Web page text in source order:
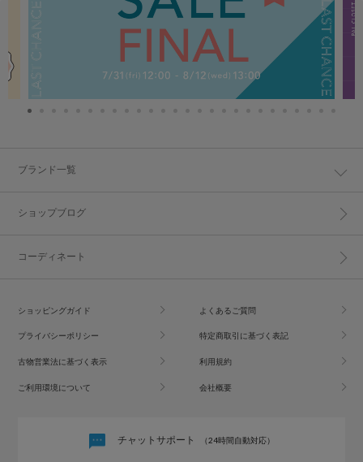
ブランド一覧
ショップブログ
コーディネート
ショッピングガイド よくあるご質問
プライバシーポリシー 特定商取引に基づく表記
古物営業法に基づく表示 利用規約
ご利用環境について 会社概要
チャットサポート （24時間自動対応）